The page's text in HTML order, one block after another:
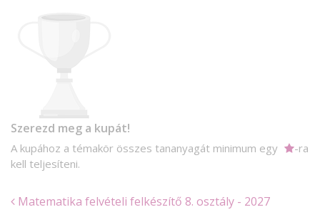
Szerezd meg a kupát!
A kupához a témakör összes tananyagát minimum egy
-ra
kell teljesíteni.
Matematika felvételi felkészítő 8. osztály - 2027